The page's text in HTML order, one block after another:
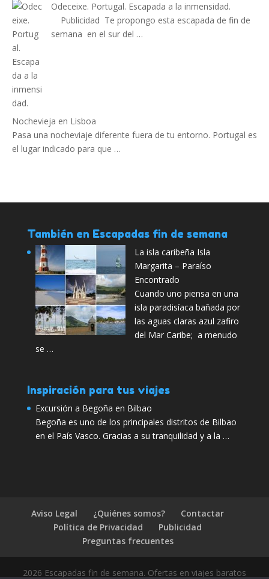
Odeceixe. Portugal. Escapada a la inmensidad.
Publicidad Te propongo esta escapada de fin de
semana en el sur del …
Nochevieja en Lisboa
Pasa una nocheviaje diferente fuera de tu entorno. Portugal es
el lugar indicado para que …
También en Escapadas fin de semana
La isla caribeña Isla
Margarita – Paraíso
Encontrado
Cuando uno piensa en una
isla paradisíaca bañada por
las aguas claras azul zafiro
del Mar Caribe; a menudo
se …
Inspiración para tus viajes
Excursión a Begoña en Bilbao
Begoña es uno de los principales distritos de Bilbao
en el País Vasco. Gracias a su tranquilidad y a la …
Aviso Legal ¿Quiénes somos?
Contactar
Política de Privacidad
Publicidad
Preguntas frecuentes
2026 Escapadas fin de semana. Ofertas en viajes baratos